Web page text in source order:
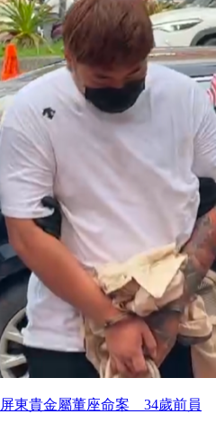
東貴金屬董座命案 34歲前員